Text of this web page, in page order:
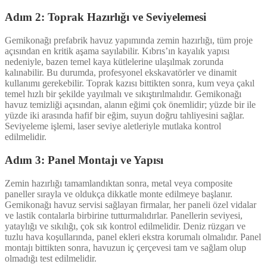
Adım 2: Toprak Hazırlığı ve Seviyelemesi
Gemikonağı prefabrik havuz yapımında zemin hazırlığı, tüm proje
açısından en kritik aşama sayılabilir. Kıbrıs’ın kayalık yapısı
nedeniyle, bazen temel kaya kütlelerine ulaşılmak zorunda
kalınabilir. Bu durumda, profesyonel ekskavatörler ve dinamit
kullanımı gerekebilir. Toprak kazısı bittikten sonra, kum veya çakıl
temel hızlı bir şekilde yayılmalı ve sıkıştırılmalıdır. Gemikonağı
havuz temizliği açısından, alanın eğimi çok önemlidir; yüzde bir ile
yüzde iki arasında hafif bir eğim, suyun doğru tahliyesini sağlar.
Seviyeleme işlemi, laser seviye aletleriyle mutlaka kontrol
edilmelidir.
Adım 3: Panel Montajı ve Yapısı
Zemin hazırlığı tamamlandıktan sonra, metal veya composite
paneller sırayla ve oldukça dikkatle monte edilmeye başlanır.
Gemikonağı havuz servisi sağlayan firmalar, her paneli özel vidalar
ve lastik contalarla birbirine tutturmalıdırlar. Panellerin seviyesi,
yataylığı ve sıkılığı, çok sık kontrol edilmelidir. Deniz rüzgarı ve
tuzlu hava koşullarında, panel ekleri ekstra korumalı olmalıdır. Panel
montajı bittikten sonra, havuzun iç çerçevesi tam ve sağlam olup
olmadığı test edilmelidir.